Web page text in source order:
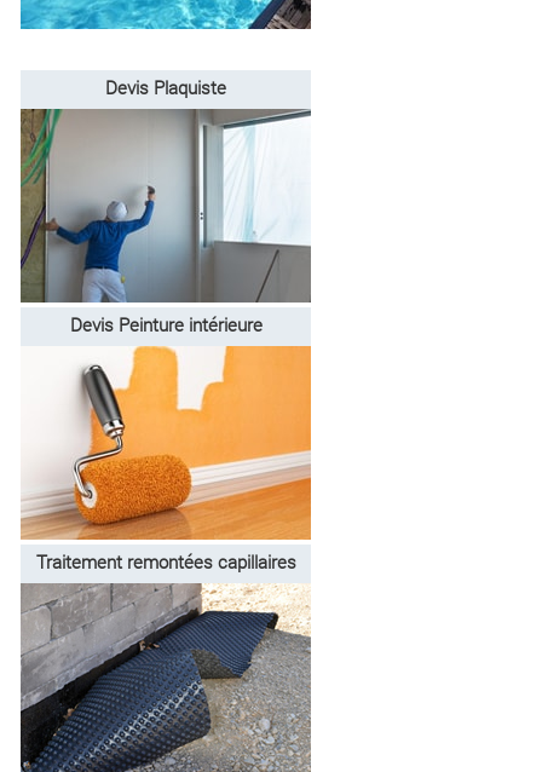
Devis Plaquiste
Devis Peinture intérieure
Traitement remontées capillaires